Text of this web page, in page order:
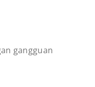
gangguan